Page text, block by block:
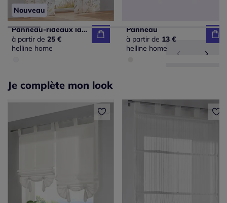
Nouveau
Panneau-rideaux lavable en machine
à partir de 25 €
helline home
Panneau
à partir de 13 €
helline home
Je complète mon look